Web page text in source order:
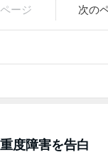
ージ 次の
度障害を告白